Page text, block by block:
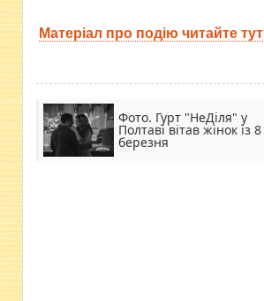
Матеріал про подію читайте тут
Фото. Гурт "НеДіля" у
Полтаві вітав жінок із 8
березня